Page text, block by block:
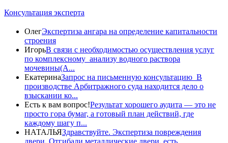
Консультация эксперта
ОлегЭкспертиза ангара на определение капитальности
строения
ИгорьВ связи с необходимостью осуществления услуг
по комплексному анализу водного раствора
мочевины(A...
ЕкатеринаЗапрос на письменную консультацию В
производстве Арбитражного суда находится дело о
взыскании ко...
Есть к вам вопрос!Результат хорошего аудита — это не
просто гора бумаг, а готовый план действий, где
каждому шагу п...
НАТАЛЬЯЗдравствуйте. Экспертиза повреждения